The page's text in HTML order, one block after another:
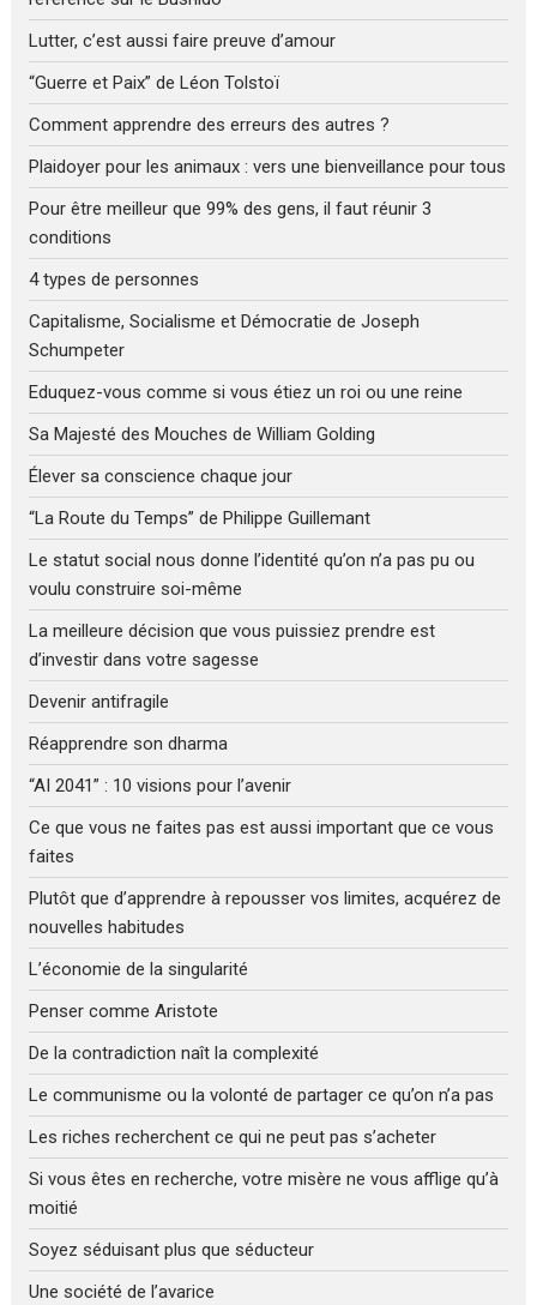
Lutter, c’est aussi faire preuve d’amour
“Guerre et Paix” de Léon Tolstoï
Comment apprendre des erreurs des autres ?
Plaidoyer pour les animaux : vers une bienveillance pour tous
Pour être meilleur que 99% des gens, il faut réunir 3
conditions
4 types de personnes
Capitalisme, Socialisme et Démocratie de Joseph
Schumpeter
Eduquez-vous comme si vous étiez un roi ou une reine
Sa Majesté des Mouches de William Golding
Élever sa conscience chaque jour
“La Route du Temps” de Philippe Guillemant
Le statut social nous donne l’identité qu’on n’a pas pu ou
voulu construire soi-même
La meilleure décision que vous puissiez prendre est
d’investir dans votre sagesse
Devenir antifragile
Réapprendre son dharma
“AI 2041” : 10 visions pour l’avenir
Ce que vous ne faites pas est aussi important que ce vous
faites
Plutôt que d’apprendre à repousser vos limites, acquérez de
nouvelles habitudes
L’économie de la singularité
Penser comme Aristote
De la contradiction naît la complexité
Le communisme ou la volonté de partager ce qu’on n’a pas
Les riches recherchent ce qui ne peut pas s’acheter
Si vous êtes en recherche, votre misère ne vous afflige qu’à
moitié
Soyez séduisant plus que séducteur
Une société de l’avarice